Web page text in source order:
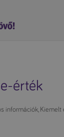
érték
információk, Kiemelt